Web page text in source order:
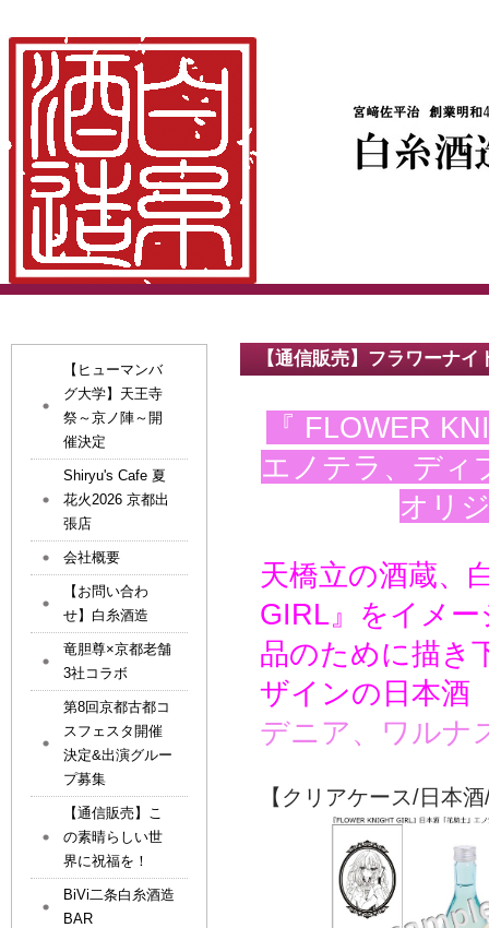
【通信販売】フラワーナイ
『 FLOWER
エノテラ、ディ
オリ
天橋立の酒蔵、
GIRL』をイメ
品のために描き
ザインの日本酒
デニア、ワルナ
【クリアケース
【ヒューマンバ
グ大学】天王寺
祭～京ノ陣～開
催決定
Shiryu's Cafe 夏
花火2026 京都出
張店
会社概要
【お問い合わ
せ】白糸酒造
竜胆尊×京都老舗
3社コラボ
第8回京都古都コ
スフェスタ開催
決定&出演グルー
プ募集
【通信販売】こ
の素晴らしい世
界に祝福を！
BiVi二条白糸酒造
BAR